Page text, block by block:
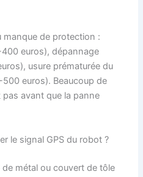
manque de protection :
euros), dépannage
usure prématurée du
euros). Beaucoup de
avant que la panne
le signal GPS du robot ?
de métal ou couvert de tôle